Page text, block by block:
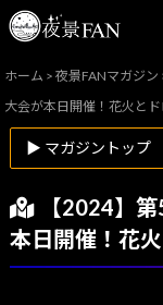
ホーム >夜景FANマガジン
大会が本日開催！花火と
▶ マガジントップ
【2024】
本日開催！花